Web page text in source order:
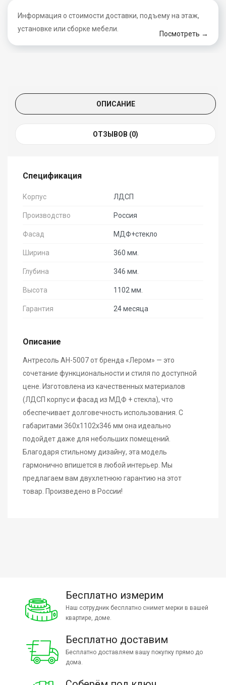
Информация о стоимости доставки, подъему на этаж,
установке или сборке мебели.
Посмотреть →
ОПИСАНИЕ
ОТЗЫВОВ (0)
Спецификация
Корпус ЛДСП
Производство Россия
Фасад МДФ+стекло
Ширина 360 мм.
Глубина 346 мм.
Высота 1102 мм.
Гарантия 24 месяца
Описание
Антресоль АН-5007 от бренда «Лером» — это
сочетание функциональности и стиля по доступной
цене. Изготовлена из качественных материалов
(ЛДСП корпус и фасад из МДФ + стекла), что
обеспечивает долговечность использования. С
габаритами 360x1102x346 мм она идеально
подойдет даже для небольших помещений.
Благодаря стильному дизайну, эта модель
гармонично впишется в любой интерьер. Мы
предлагаем вам двухлетнюю гарантию на этот
товар. Произведено в России!
Бесплатно измерим
Наш сотрудник бесплатно снимет мерки в вашей
квартире, доме.
Бесплатно доставим
Бесплатно доставляем вашу покупку прямо до
дома.